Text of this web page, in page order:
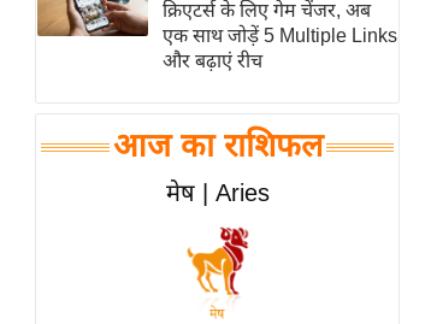
आर.
चाय पर
समीक्षा
क्रिएटर्स के लिए गेम चेंजर, अब
एक साथ जोड़ें 5 Multiple Links
और बढ़ाएं रीच
आज का राशिफल
मेष | Aries